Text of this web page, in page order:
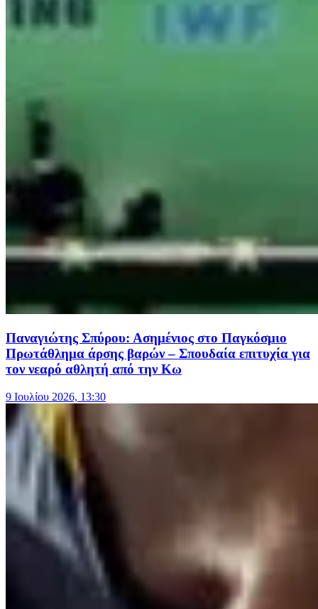
Παναγιώτης Σπύρου: Ασημένιος στο Παγκόσμιο
Πρωτάθλημα άρσης βαρών – Σπουδαία επιτυχία για
τον νεαρό αθλητή από την Κω
9 Ιουλίου 2026, 13:30